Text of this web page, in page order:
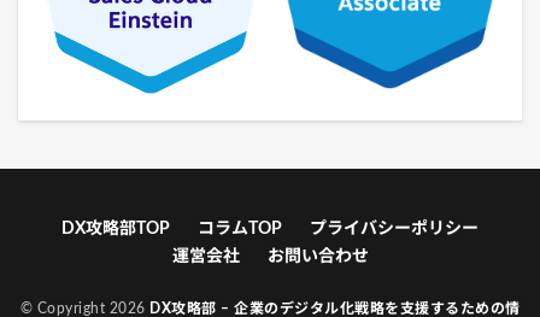
DX攻略部TOP コラムTOP
プライバシーポリシー
運営会社
お問い合わせ
© Copyright 2026 DX攻略部 – 企業のデジタル化戦略を支援するための情